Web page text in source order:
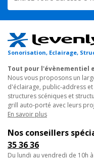
• Support mural pour
• Installations modulaires
• Décoration de
• Structures scéniques
Caractéristiques
- Type : Support Mural
- Section compatible :
- Poids : 2 Kg
- Alliage : 6082 T6 (AlMgSi1)
- Compatibilité : Structure
Broche
En
Sonorisation, Eclairage,
Tout pour l'évènementiel
Nous vous proposons un
d'éclairage, public-address
structures scéniques et
grill auto-porté avec leurs
En savoir plus
Nos conseillers
35 36 36
du lundi au vendredi de 10h